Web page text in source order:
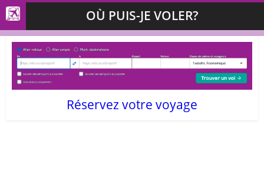
OÙ PUIS-JE VOLER?
Réservez votre voyage